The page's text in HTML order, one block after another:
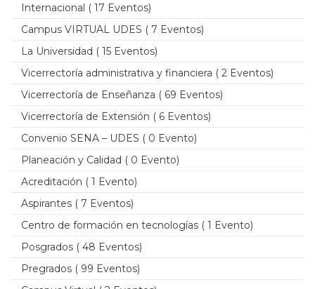
Internacional ( 17 Eventos)
Campus VIRTUAL UDES ( 7 Eventos)
La Universidad ( 15 Eventos)
Vicerrectoría administrativa y financiera ( 2 Eventos)
Vicerrectoría de Enseñanza ( 69 Eventos)
Vicerrectoría de Extensión ( 6 Eventos)
Convenio SENA – UDES ( 0 Evento)
Planeación y Calidad ( 0 Evento)
Acreditación ( 1 Evento)
Aspirantes ( 7 Eventos)
Centro de formación en tecnologías ( 1 Evento)
Posgrados ( 48 Eventos)
Pregrados ( 99 Eventos)